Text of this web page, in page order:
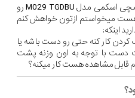
باسلام. من میخوام ساعت مچی اسکمی مدل M029 TGDBU رو
هست میخواستم ازتون خواهش کنم
اینکه:
کردن کار کنه حتی رو دست باشه یا
دست با توجه به اون وزنه پشت
مشاهده هست کار میکنه؟